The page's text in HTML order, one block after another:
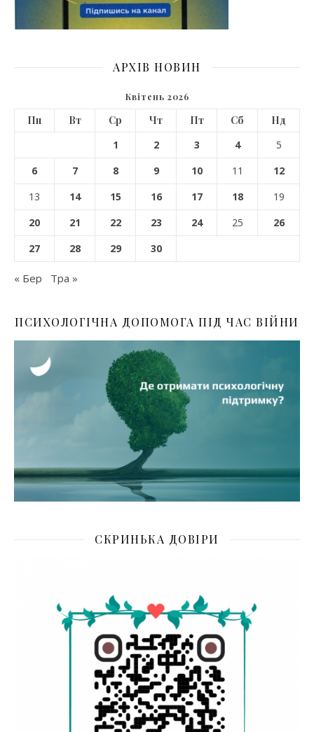
АРХІВ НОВИН
Квітень 2026
Пн Вт Ср Чт Пт Сб
Нд
1
2 3 4
5
6
7 8 9 10 11
12
13
14 15 16 17 18
19
20
21 22 23 24 25
26
27
28 29 30
« Бер Тра »
ПСИХОЛОГІЧНА ДОПОМОГА ПІД ЧАС ВІЙНИ
СКРИНЬКА ДОВІРИ